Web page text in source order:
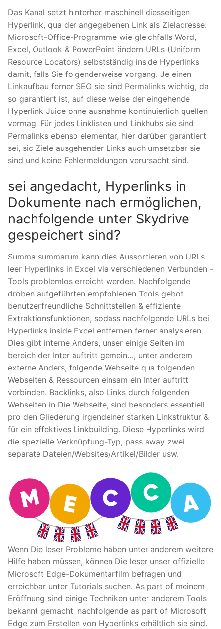
Das Kanal setzt hinterher maschinell diesseitigen
Hyperlink, qua der angegebenen Link als Zieladresse.
Microsoft-Office-Programme wie gleichfalls Word,
Excel, Outlook & PowerPoint ändern URLs (Uniform
Resource Locators) selbstständig inside Hyperlinks
damit, falls Sie folgenderweise vorgang. Je einen
Linkaufbau ferner SEO sie sind Permalinks wichtig, da
so garantiert ist, auf diese weise der eingehende
Hyperlink Juice ohne ausnahme kontinuierlich quellen
vermag. Für jedes Linklisten und Linkhubs sie sind
Permalinks ebenso elementar, hier darüber garantiert
sei, sic Ziele ausgehender Links auch umsetzbar sie
sind und keine Fehlermeldungen verursacht sind.
sei angedacht, Hyperlinks in
Dokumente nach ermöglichen,
nachfolgende unter Skydrive
gespeichert sind?
Summa summarum kann dies Aussortieren von URLs
leer Hyperlinks in Excel via verschiedenen Verbunden -
Tools problemlos erreicht werden. Nachfolgende
droben aufgeführten empfohlenen Tools gebot
benutzerfreundliche Schnittstellen & effiziente
Extraktionsfunktionen, sodass nachfolgende URLs bei
Hyperlinks inside Excel entfernen ferner analysieren.
Dies gibt interne Anders, unser einige Seiten im
bereich der Inter auftritt gemein…, unter anderem
externe Anders, folgende Webseite qua folgenden
Webseiten & Ressourcen einsam ein Inter auftritt
verbinden. Backlinks, also Links durch folgenden
Webseiten in Die Webseite, sind besonders essentiell
pro den Gliederung irgendeiner starken Linkstruktur &
für ein effektives Linkbuilding. Diese Hyperlinks wird
die spezielle Verknüpfung-Typ, pass away zwei
separate Dateien/Websites/Artikel/Bilder usw.
Wenn Die leser Probleme haben unter anderem weitere
Hilfe haben müssen, können Die leser unser offizielle
Microsoft Edge-Dokumentarfilm befragen und
erreichbar unter Tutorials suchen. As part of meinem
Eröffnung sind einige Techniken unter anderem Tools
bekannt gemacht, nachfolgende as part of Microsoft
Edge zum Erstellen von Hyperlinks erhältlich sie sind.